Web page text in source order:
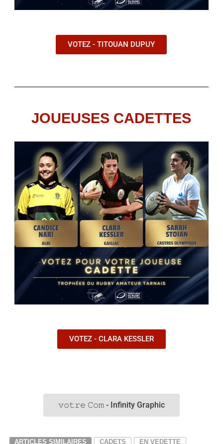
VOTEZ - TITOUAN DUPUY
JOUEUSES CADETTES
VOTEZ - CLARA KESSLER
𝚟𝚘𝚝𝚛𝚎 𝙲𝚘𝚖 - Infinity Graphic
ARTICLES SIMILAIRES CADETS EN VEDETTE